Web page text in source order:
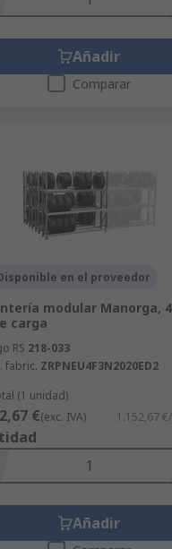
Añadir
Comparar
en el proveedor
modular Manorga,
carga
RS 218-033
fabric. ZRPNEU4F3N2020ED2
(1 unidad)
€(exc. IVA) 1.152,67
Añadir